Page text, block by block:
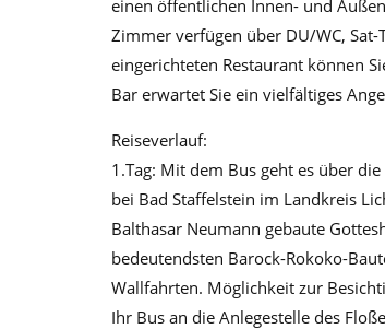
einen öffentlichen Innen- und
Zimmer verfügen über DU/WC,
eingerichteten Restaurant können
Bar erwartet Sie ein vielfältiges
Reiseverlauf:
1.Tag: Mit dem Bus geht es über
bei Bad Staffelstein im Landkreis
Balthasar Neumann gebaute
bedeutendsten Barock-Rokoko-
Wallfahrten. Möglichkeit zur
Ihr Bus an die Anlegestelle des